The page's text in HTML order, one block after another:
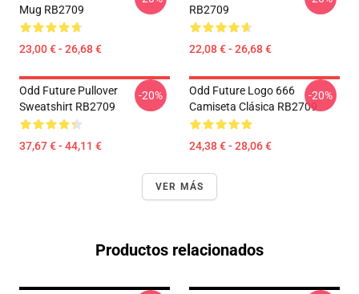
Mug RB2709
23,00 € - 26,68 €
RB2709
22,08 € - 26,68 €
Odd Future Pullover
Sweatshirt RB2709
37,67 € - 44,11 €
-20%
Odd Future Logo 666
Camiseta Clásica RB2709
24,38 € - 28,06 €
-20%
VER MÁS
Productos relacionados